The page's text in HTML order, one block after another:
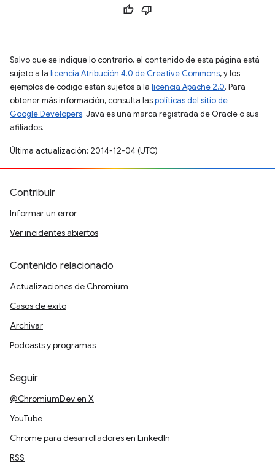
Salvo que se indique lo contrario, el contenido de esta página está
sujeto a la licencia Atribución 4.0 de Creative Commons, y los
ejemplos de código están sujetos a la licencia Apache 2.0. Para
obtener más información, consulta laspolíticas del sitio de
Google Developers. Java es una marca registrada de Oracle o sus
afiliados.
Última actualización: 2014-12-04 (UTC)
Contribuir
Informar un error
Ver incidentes abiertos
Contenido relacionado
Actualizaciones de Chromium
Casos de éxito
Archivar
Podcasts y programas
Seguir
@ChromiumDev en X
YouTube
Chrome para desarrolladores en LinkedIn
RSS